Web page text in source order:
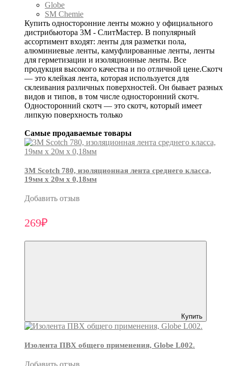
Globe
SM Chemie
Купить односторонние ленты можно у официального
дистрибьютора 3М - СлитМастер. В популярный
ассортимент входят: ленты для разметки пола,
алюминиевые ленты, камуфлированные ленты, ленты
для герметизации и изоляционные ленты. Все
продукция высокого качества и по отличной цене.Скотч
— это клейкая лента, которая используется для
склеивания различных поверхностей. Он бывает разных
видов и типов, в том числе односторонний скотч.
Односторонний скотч — это скотч, который имеет
липкую поверхность только
Самые продаваемые товары
3М Scotch 780, изоляционная лента среднего класса,
19мм х 20м х 0,18мм
Добавить отзыв
269₽
Купить
Изолента ПВХ общего применения, Globe L002.
Добавить отзыв